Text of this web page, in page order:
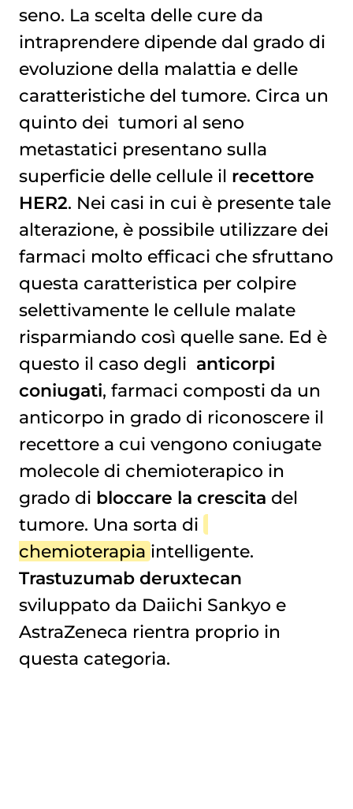
seno. La scelta delle cure da
intraprendere dipende dal grado di
evoluzione della malattia e delle
caratteristiche del tumore. Circa un
quinto dei tumori al seno
metastatici presentano sulla
superficie delle cellule il recettore
HER2. Nei casi in cui è presente tale
alterazione, è possibile utilizzare dei
farmaci molto efficaci che sfruttano
questa caratteristica per colpire
selettivamente le cellule malate
risparmiando così quelle sane. Ed è
questo il caso degli anticorpi
coniugati, farmaci composti da un
anticorpo in grado di riconoscere il
recettore a cui vengono coniugate
molecole di chemioterapico in
grado di bloccare la crescita del
tumore. Una sorta di
chemioterapia intelligente.
Trastuzumab deruxtecan
sviluppato da Daiichi Sankyo e
AstraZeneca rientra proprio in
questa categoria.